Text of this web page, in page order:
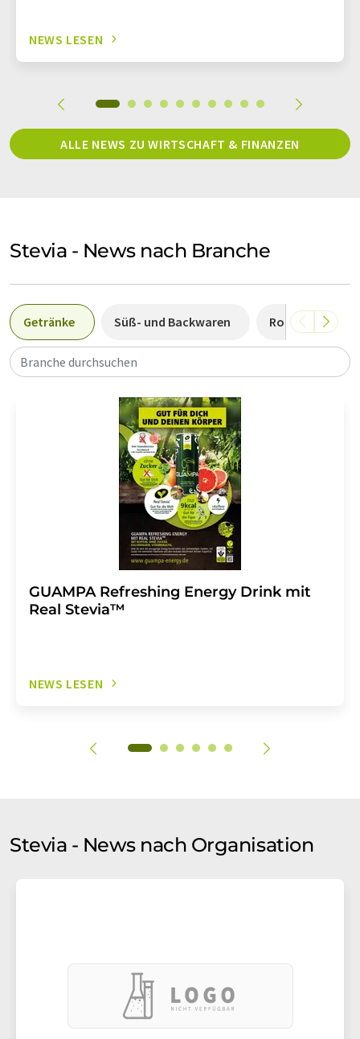
NEWS LESEN
ALLE NEWS ZU WIRTSCHAFT & FINANZEN
Stevia - News nach Branche
Getränke Süß- und Backwaren Rohstoffe und
Branche durchsuchen
GUAMPA Refreshing Energy Drink mit
Real Stevia™
NEWS LESEN
Stevia - News nach Organisation